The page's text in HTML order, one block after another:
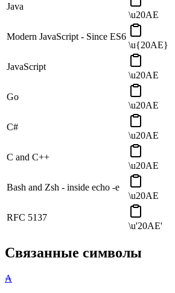
Java
\u20AE
Modern JavaScript - Since ES6
\u{20AE}
JavaScript
\u20AE
Go
\u20AE
C#
\u20AE
C and C++
\u20AE
Bash and Zsh - inside echo -e
\u20AE
RFC 5137
\u'20AE'
Связанные символы
₳